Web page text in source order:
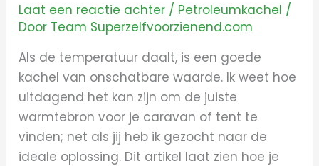
Laat een reactie achter / Petroleumkachel /
Door Team Superzelfvoorzienend.com
Als de temperatuur daalt, is een goede
kachel van onschatbare waarde. Ik weet hoe
uitdagend het kan zijn om de juiste
warmtebron voor je caravan of tent te
vinden; net als jij heb ik gezocht naar de
ideale oplossing. Dit artikel laat zien hoe je